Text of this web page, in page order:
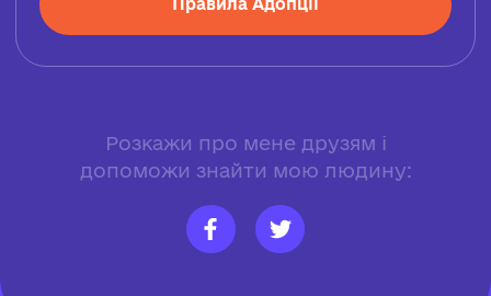
Розкажи про мене друзям і
допоможи знайти мою людину:
Правила Адопції